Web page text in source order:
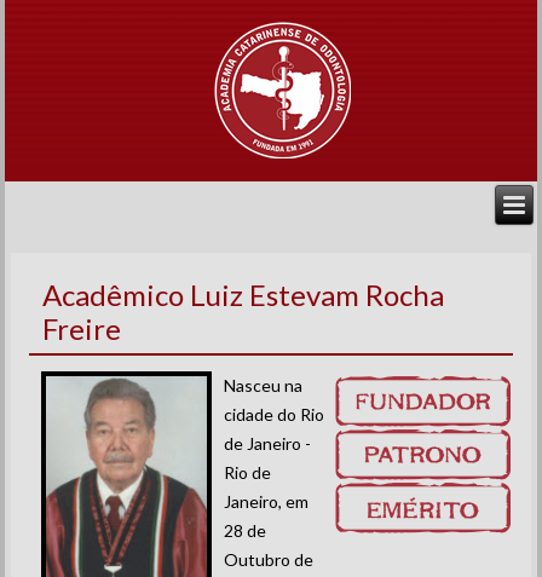
Acadêmico Luiz Estevam Rocha
Freire
Nasceu na
cidade do Rio
de Janeiro -
Rio de
Janeiro, em
28 de
Outubro de